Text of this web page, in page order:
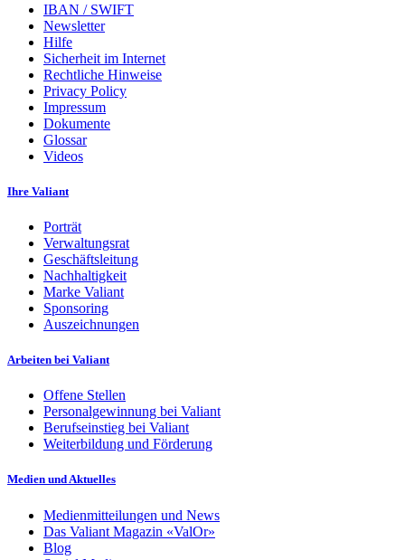
IBAN / SWIFT
Newsletter
Hilfe
Sicherheit im Internet
Rechtliche Hinweise
Privacy Policy
Impressum
Dokumente
Glossar
Videos
Ihre Valiant
Porträt
Verwaltungsrat
Geschäftsleitung
Nachhaltigkeit
Marke Valiant
Sponsoring
Auszeichnungen
Arbeiten bei Valiant
Offene Stellen
Personalgewinnung bei Valiant
Berufseinstieg bei Valiant
Weiterbildung und Förderung
Medien und Aktuelles
Medienmitteilungen und News
Das Valiant Magazin «ValOr»
Blog